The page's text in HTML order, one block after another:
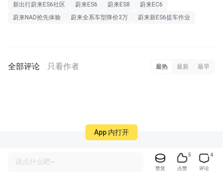
新出行蔚来ES6社区 蔚来ES6 蔚来ES8
蔚来EC6
蔚来NAD抢先体验
蔚来全系车型降价3万 蔚来新ES6提车作业
全部评论 只看作者 最热 最新 最早
说点什么吧~
赞赏
5
点赞
4
评论
App 内打开